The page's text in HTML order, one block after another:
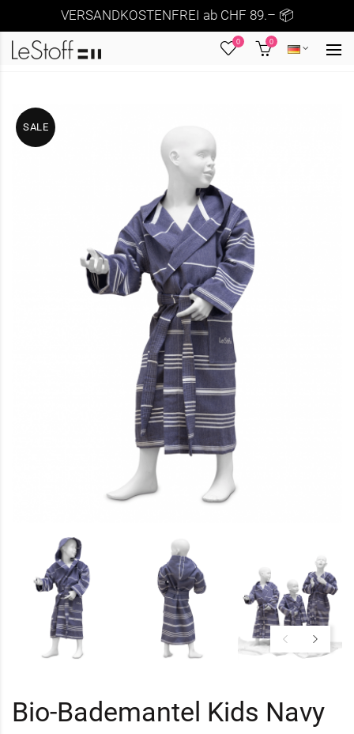
VERSANDKOSTENFREI ab CHF 89.– 📦
0 0
SALE
Bio-Bademantel Kids Navy